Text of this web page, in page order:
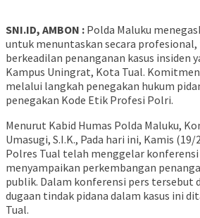
SNI.ID, AMBON : Polda Maluku
untuk menuntaskan secara
berkeadilan penanganan kasus insiden
Kampus Uningrat, Kota Tual.
melalui langkah penegakan hukum
penegakan Kode Etik Profesi Polri.
Menurut Kabid Humas Polda Maluku,
Umasugi, S.I.K., Pada hari ini, Kamis (19/
Polres Tual telah menggelar
menyampaikan perkembangan
publik. Dalam konferensi pers tersebut
dugaan tindak pidana dalam kasus ini
Tual.